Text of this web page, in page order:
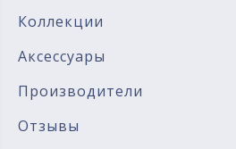
Коллекции
Аксессуары
Производители
Отзывы